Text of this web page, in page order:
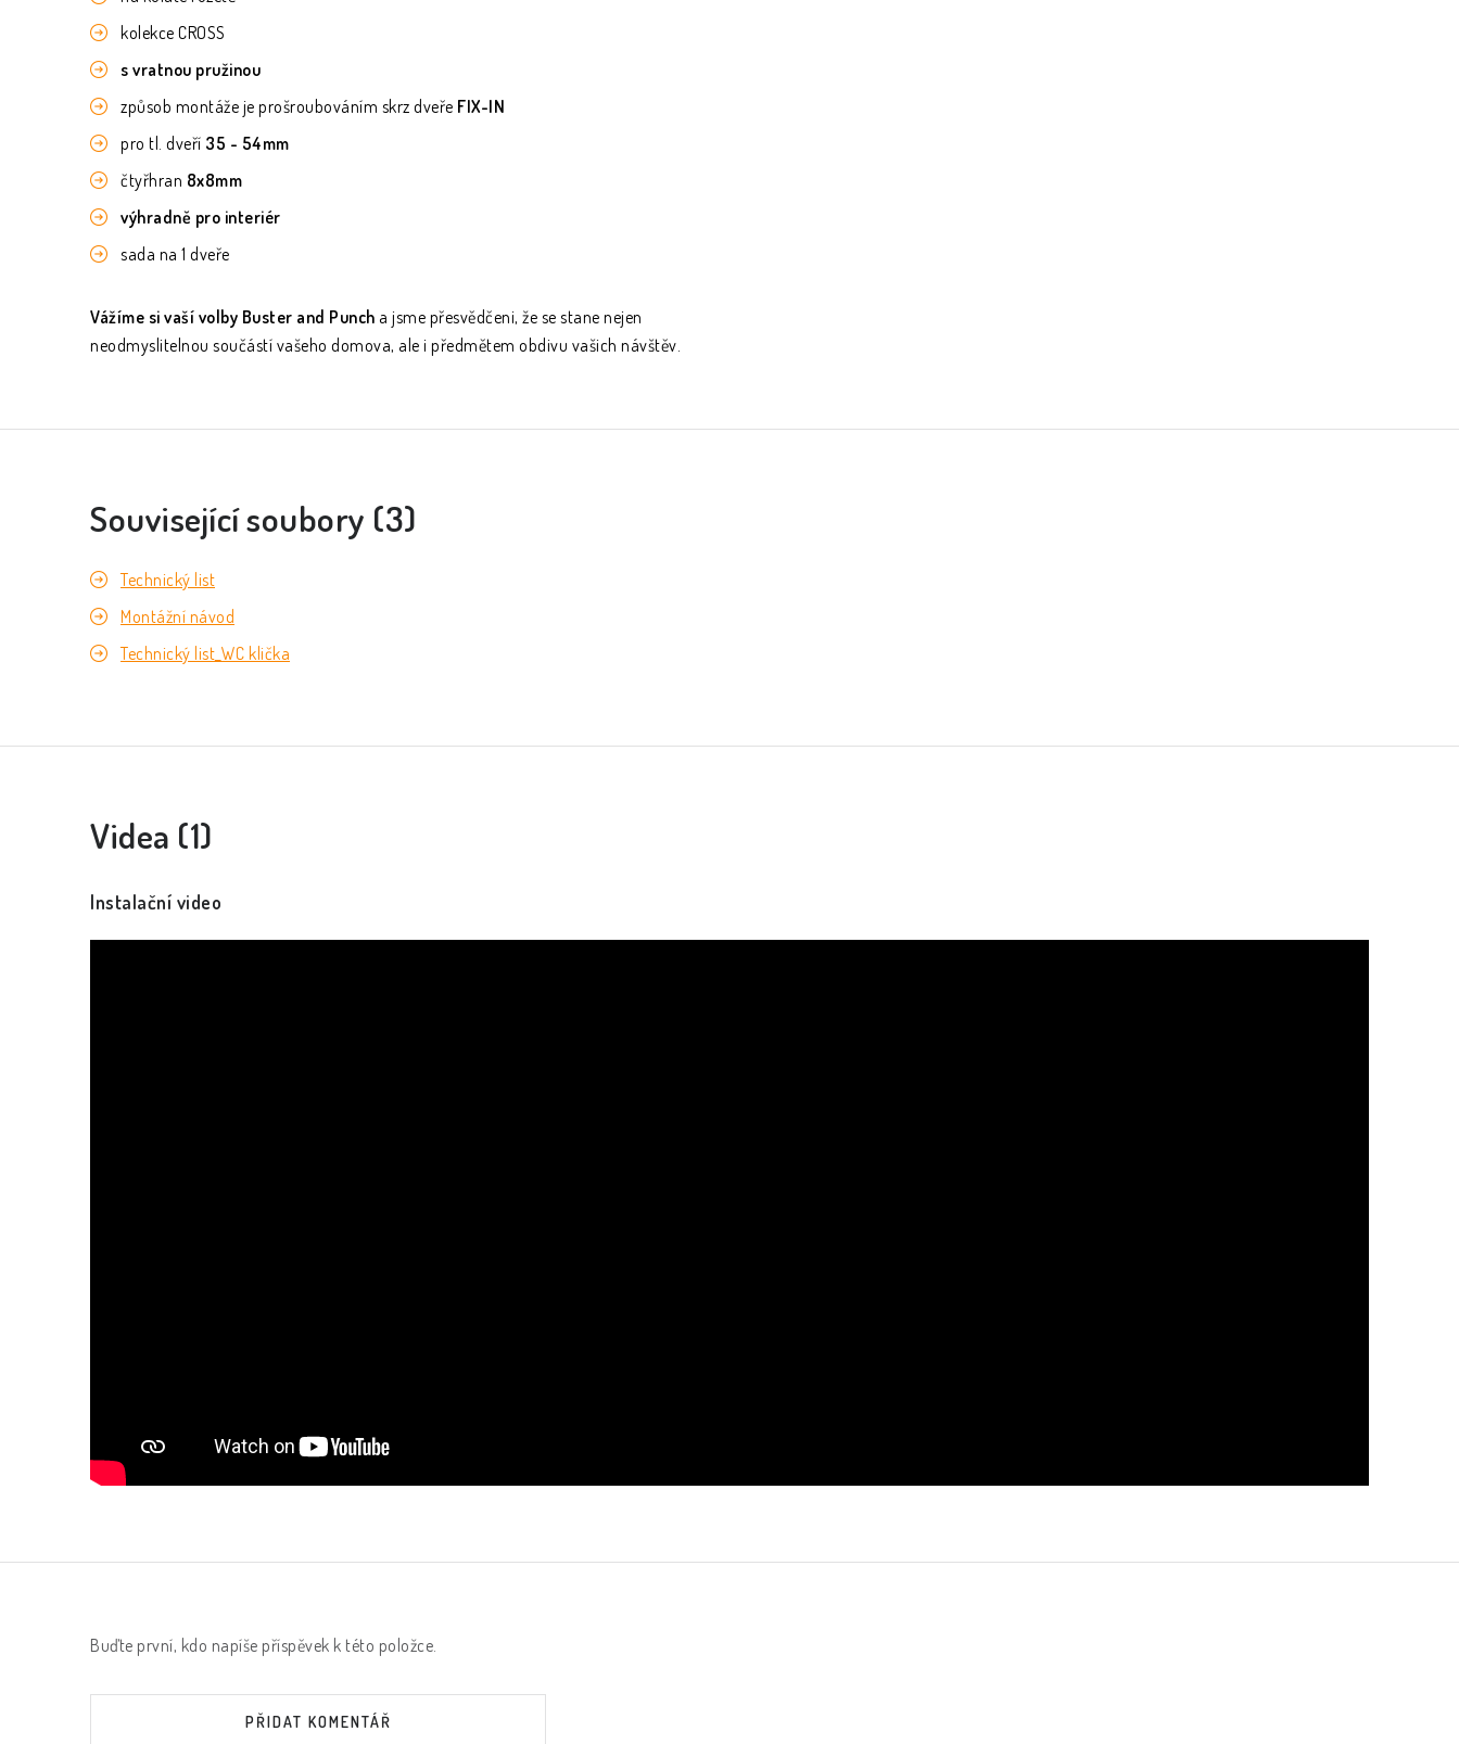
kolekce CROSS
s vratnou pružinou
způsob montáže je prošroubováním skrz dveře FIX-IN
pro tl. dveří 35 - 54mm
čtyřhran 8x8mm
výhradně pro interiér
sada na 1 dveře
Vážíme si vaší volby Buster and Punch a jsme přesvědčeni, že se stane nejen
neodmyslitelnou součástí vašeho domova, ale i předmětem obdivu vašich návštěv.
Související soubory (3)
Technický list
Montážní návod
Technický list_WC klička
Videa (1)
Instalační video
Buďte první, kdo napíše příspěvek k této položce.
PŘIDAT KOMENTÁŘ